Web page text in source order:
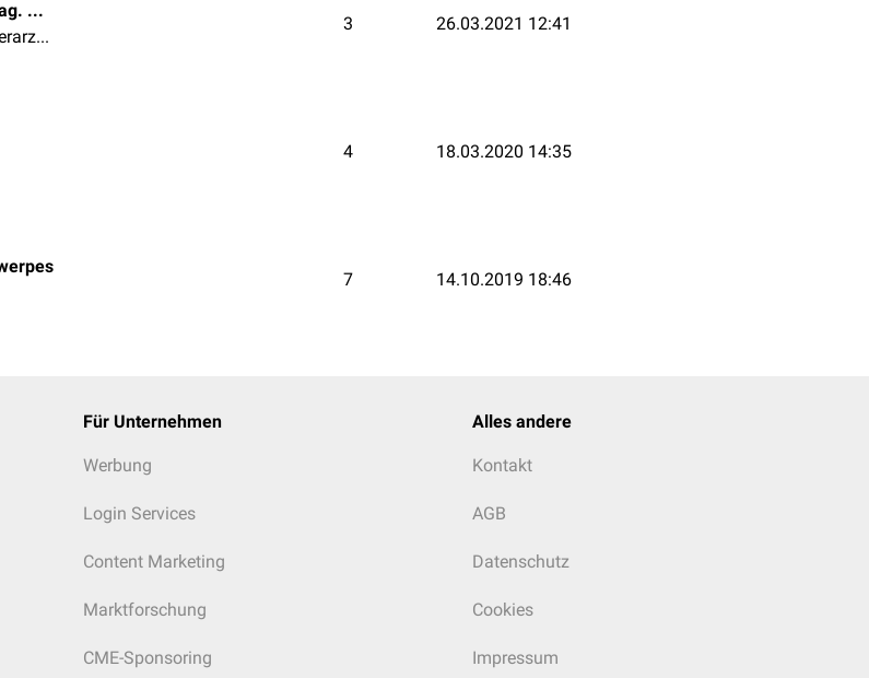
Mag. med. vet. Patrick Messner
Tierarzt | Tierärztin
3 26.03.2021 12:41
4 18.03.2020 14:35
7 14.10.2019 18:46
Für Unternehmen
Werbung
Login Services
Content Marketing
Marktforschung
CME-Sponsoring
Alles andere
Kontakt
AGB
Datenschutz
Cookies
Impressum